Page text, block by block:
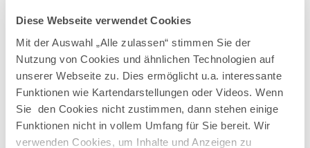
Diese Webseite verwendet Cookies
Mit der Auswahl „Alle zulassen“ stimmen Sie der
Nutzung von Cookies und ähnlichen Technologien auf
unserer Webseite zu. Dies ermöglicht u.a. interessante
Funktionen wie Kartendarstellungen oder Videos. Wenn
Sie den Cookies nicht zustimmen, dann stehen einige
Funktionen nicht in vollem Umfang für Sie bereit. Wir
verwenden Cookies, um Inhalte und Anzeigen zu
Kontakte knüpfen – Ideen austauschen!
IG OMa, Oberdorfer Bahnhofstraße 7, 87448
Waltenhofen